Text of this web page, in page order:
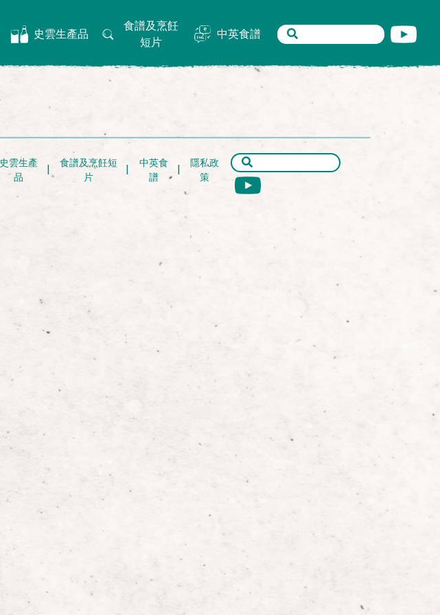
史雲生產品
食譜及烹飪
短片
中英食譜
史雲生產
品
食譜及烹飪短
片
中英食
譜
隱私政
策